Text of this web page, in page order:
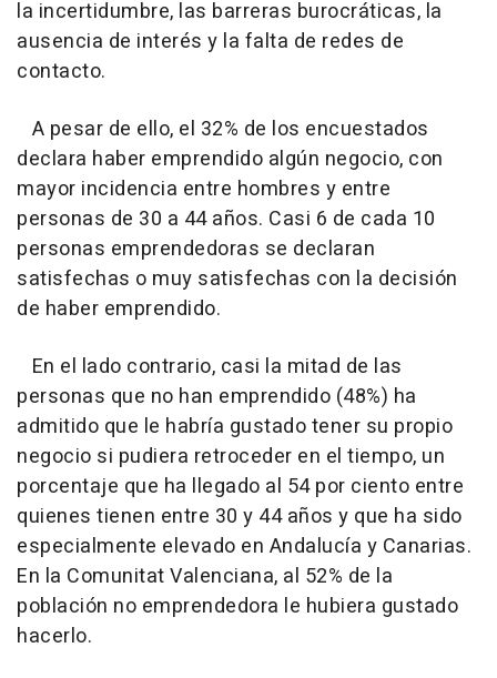
la incertidumbre, las barreras burocráticas, la
ausencia de interés y la falta de redes de
contacto.
A pesar de ello, el 32% de los encuestados
declara haber emprendido algún negocio, con
mayor incidencia entre hombres y entre
personas de 30 a 44 años. Casi 6 de cada 10
personas emprendedoras se declaran
satisfechas o muy satisfechas con la decisión
de haber emprendido.
En el lado contrario, casi la mitad de las
personas que no han emprendido (48%) ha
admitido que le habría gustado tener su propio
negocio si pudiera retroceder en el tiempo, un
porcentaje que ha llegado al 54 por ciento entre
quienes tienen entre 30 y 44 años y que ha sido
especialmente elevado en Andalucía y Canarias.
En la Comunitat Valenciana, al 52% de la
población no emprendedora le hubiera gustado
hacerlo.